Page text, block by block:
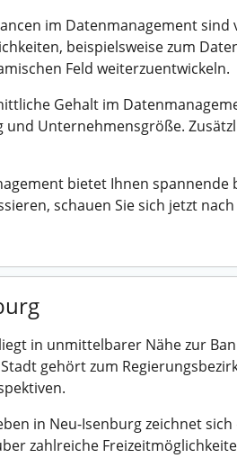
im Datenmanagement
beispielsweise zum
Feld weiterzuentwickeln.
Gehalt im
und Unternehmensgröße.
bietet Ihnen
schauen Sie sich jetzt
in unmittelbarer Nähe zur
gehört zum
in Neu-Isenburg zeichnet
zahlreiche